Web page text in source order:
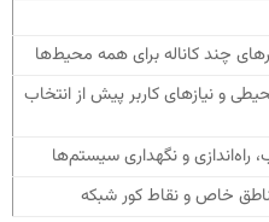
چند کاناله برای همه محیط‌ها
و نیازهای کاربر پیش از انتخاب
و نگهداری سیستم‌ها
خاص و نقاط کور شبکه